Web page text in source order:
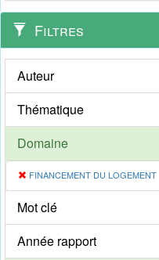
Filtres
Auteur
Thématique
Domaine
FINANCEMENT DU LOGEMENT
Mot clé
Année rapport